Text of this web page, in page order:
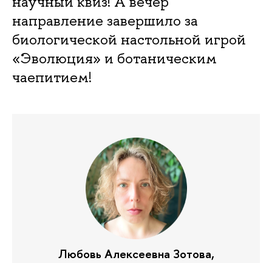
направление завершило за
биологической настольной игрой
«Эволюция» и ботаническим
чаепитием!
Любовь Алексеевна Зотова,